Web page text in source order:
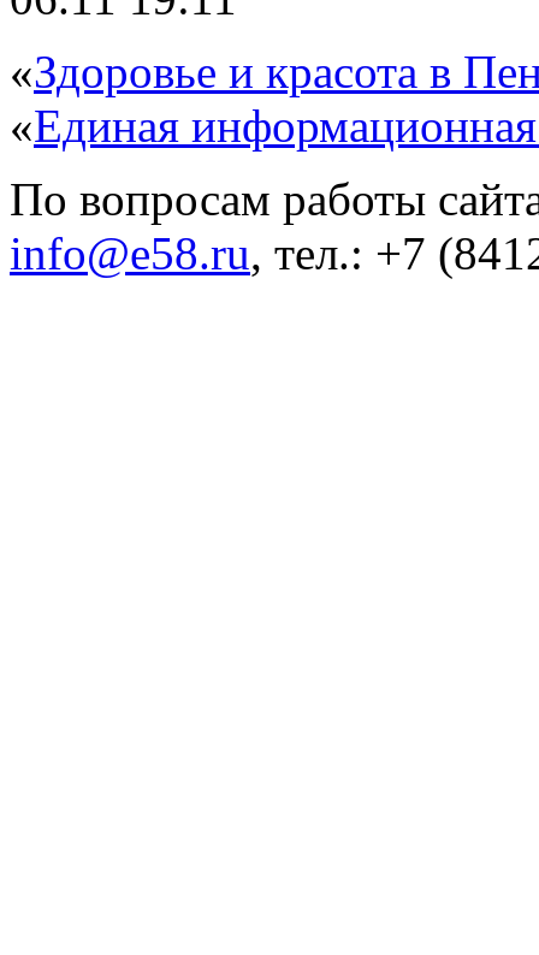
«Здоровье и красота в
«Единая
По вопросам работы
info@e58.ru, тел.: +7